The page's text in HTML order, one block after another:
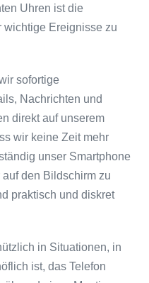
Uhren ist die
wichtige Ereignisse zu
sofortige
Nachrichten und
direkt auf unserem
wir keine Zeit mehr
unser Smartphone
den Bildschirm zu
praktisch und diskret
in Situationen, in
ist, das Telefon